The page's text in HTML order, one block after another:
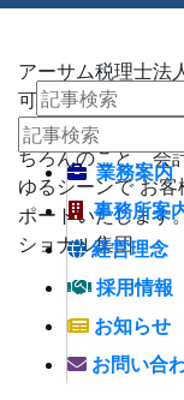
アーサム税理士法
可児市・瑞浪市・
士法人 アーサム
ちろんのこと、会
ゆるシーンで お
ポートいたします
ショナル集団
業務案内
事務所案
経営理念
採用情報
お知らせ
お問い合